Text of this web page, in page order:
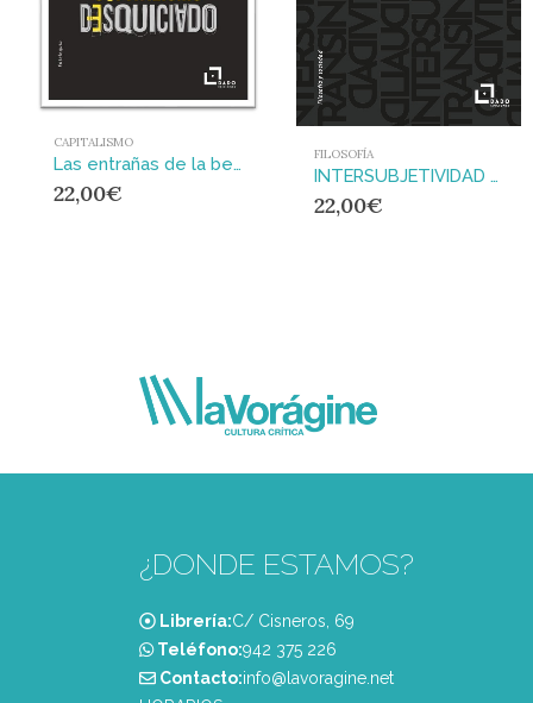
CAPITALISMO
Las entrañas de la bestia : La fábrica de dinero en el capitalismo desquiciado
22,00€
FILOSOFÍA
INTERSUBJETIVIDAD O TRANSINDIVIDUALIDAD : UNA ALTERNATIVA MATERIALISTA
22,00€
¿DONDE ESTAMOS?
Librería:C/ Cisneros, 69
Teléfono:‭942 375 226‬
Contacto:info@lavoragine.net